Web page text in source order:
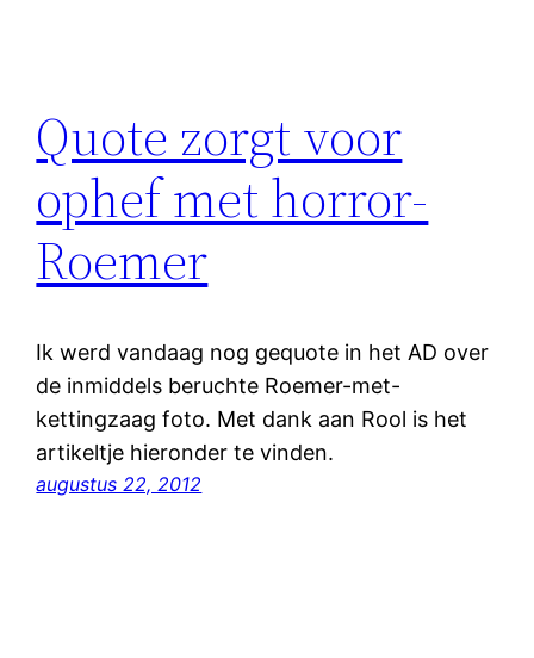
Quote zorgt voor
ophef met horror-
Roemer
Ik werd vandaag nog gequote in het AD over
de inmiddels beruchte Roemer-met-
kettingzaag foto. Met dank aan Rool is het
artikeltje hieronder te vinden.
augustus 22, 2012